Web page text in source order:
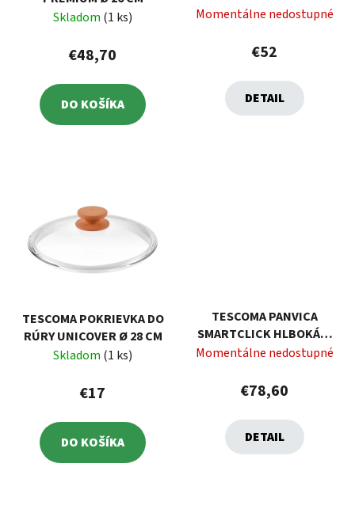
Skladom (1 ks)
€48,70
DO KOŠÍKA
Ø 26 CM
Momentálne nedostupné
€52
DETAIL
TESCOMA POKRIEVKA DO
RÚRY UNICOVER Ø 28 CM
Skladom (1 ks)
€17
DO KOŠÍKA
TESCOMA PANVICA
SMARTCLICK HLBOKÁ Ø
28 CM
Momentálne nedostupné
€78,60
DETAIL